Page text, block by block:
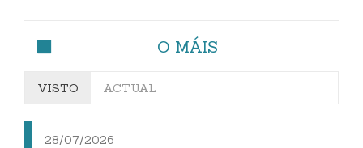
O MÁIS
VISTO ACTUAL
28/07/2026